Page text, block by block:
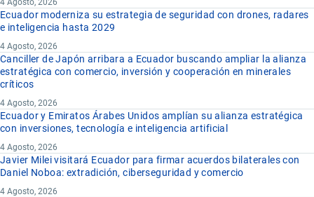
Ecuador moderniza su estrategia de seguridad con drones, radares
e inteligencia hasta 2029
4 Agosto, 2026
Canciller de Japón arribara a Ecuador buscando ampliar la alianza
estratégica con comercio, inversión y cooperación en minerales
críticos
4 Agosto, 2026
Ecuador y Emiratos Árabes Unidos amplían su alianza estratégica
con inversiones, tecnología e inteligencia artificial
4 Agosto, 2026
Javier Milei visitará Ecuador para firmar acuerdos bilaterales con
Daniel Noboa: extradición, ciberseguridad y comercio
4 Agosto, 2026